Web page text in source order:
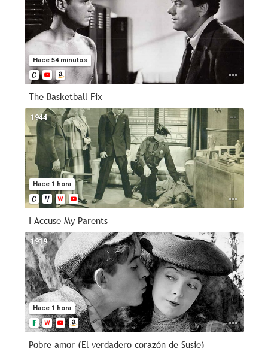
Hace 54 minutos
The Basketball Fix
--
Hace 1 hora
1944
I Accuse My Parents
6.0
Hace 1 hora
1919
Pobre amor (El verdadero corazón de Susie)